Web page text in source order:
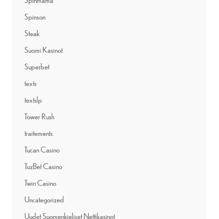
Spinson
Steak
Suomi Kasinot
Superbet
texts
textslp
Tower Rush
traitements
Tucan Casino
TuzBet Casino
Twin Casino
Uncategorized
Uudet Suomenkieliset Nettikasinot